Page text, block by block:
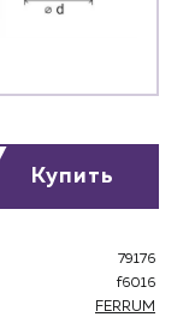
Купить
79176
f6016
FERRUM